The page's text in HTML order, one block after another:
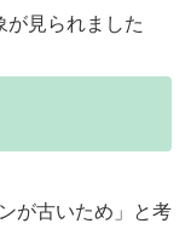
が見られました
が古いため」と考